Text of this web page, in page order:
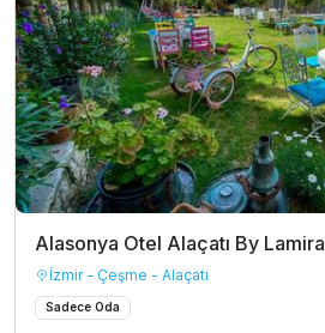
Alasonya Otel Alaçatı By Lamira
İzmir - Çeşme - Alaçatı
Sadece Oda